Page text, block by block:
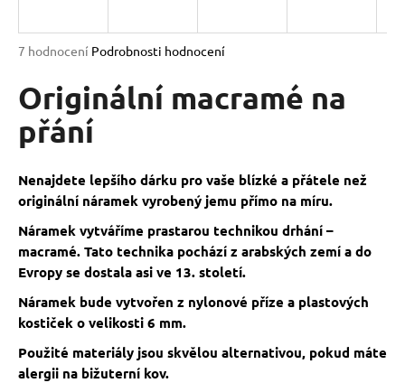
Průměrné
produktu
je
5
7 hodnocení Podrobnosti hodnocení
Originální macramé na
přání
Nenajdete lepšího dárku pro vaše blízké a přátele než
originální náramek vyrobený jemu přímo na míru.
Náramek vytváříme prastarou technikou drhání –
macramé. Tato technika pochází z arabských zemí a do
Evropy se dostala asi ve 13. století.
Náramek bude vytvořen z nylonové příze a plastových
kostiček o velikosti 6 mm.
Použité materiály jsou skvělou alternativou, pokud máte
alergii na bižuterní kov.
j
t
?
HLEDAT
o
p
o
r